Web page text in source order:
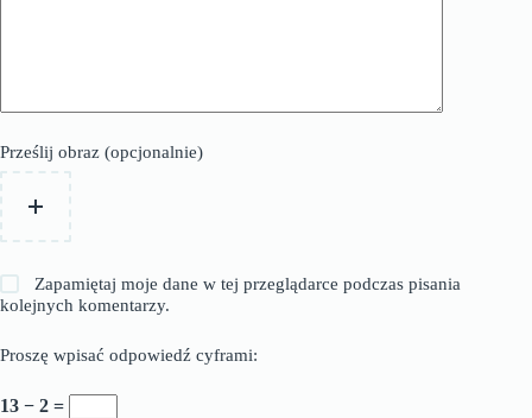
Prześlij obraz (opcjonalnie)
Zapamiętaj moje dane w tej przeglądarce podczas pisania
kolejnych komentarzy.
Proszę wpisać odpowiedź cyframi:
13 − 2 =